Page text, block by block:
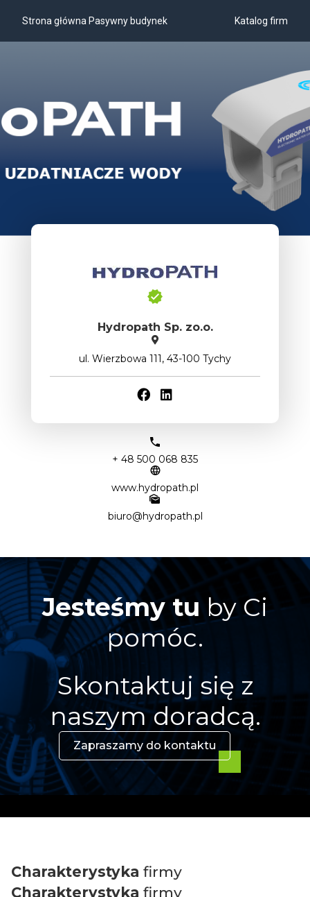
Strona główna Pasywny budynek Katalog firm
Hydropath Sp. zo.o.
ul. Wierzbowa 111, 43-100 Tychy
+ 48 500 068 835
www.hydropath.pl
biuro@hydropath.pl
Jesteśmy tu by Ci
pomóc.
Skontaktuj się z
naszym doradcą.
Zapraszamy do kontaktu
Charakterystyka firmy
Charakterystyka firmy